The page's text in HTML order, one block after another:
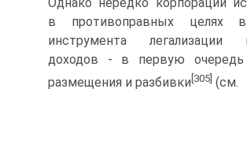
в противоправных целях
инструмента легализации
доходов - в первую очередь
размещения и разбивки [305] (см.